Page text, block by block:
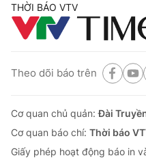
THỜI BÁO VTV
Theo dõi báo trên
Cơ quan chủ quản:Đài
Cơ quan báo chí: Thời báo
Giấy phép hoạt động báo in